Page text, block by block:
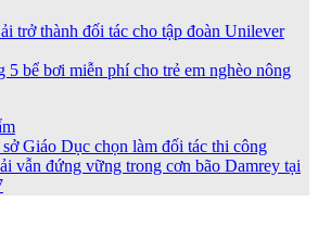
trở thành đối tác cho tập đoàn Unilever
5 bể bơi miễn phí cho trẻ em nghèo nông
Giáo Dục chọn làm đối tác thi công
vẫn đứng vững trong cơn bão Damrey tại